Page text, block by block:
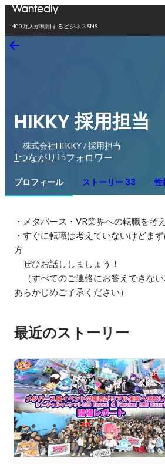
400万人が利用するビジネスSNS
HIKKY 採用担当
株式会社HIKKY / 採用担当
1つながり 15フォロワー
プロフィール ストーリー 33 性
・メタバース・VR業界への転職を考
・すぐに転職は考えていないけどま
方
ぜひお話ししましょう！
（すべてのご連絡にお答えできない
最近のストーリー